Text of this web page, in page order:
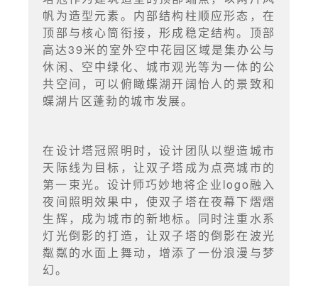
帆为造型元素。内部结构柱顺应形态，在
顶部与核心筒衔接，形成稳定结构。顶部
高达39米的室外空中花园区域是集办公与
休闲、空中绿化、城市观光等为一体的公
共空间，可以俯瞰蝶湖开阔怡人的景致和
蝶湖片区蓬勃的城市发展。
在设计塔冠照明时，设计团队以塑造城市
天际线为目标，让双子塔成为点亮城市的
第一束光。设计师巧妙地将企业logo融入
夜间照明效果中，使双子塔在夜幕下熠熠
生辉，成为城市的新地标。同时注重水系
灯光倒影的打造，让双子塔的倒影在波光
粼粼的水面上舞动，增添了一份浪漫与梦
幻。